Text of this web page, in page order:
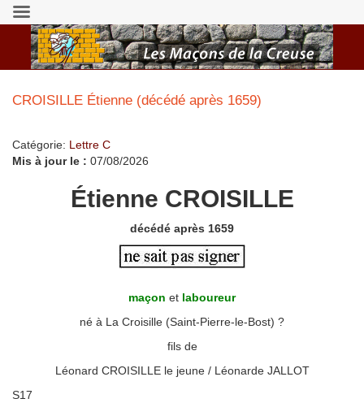
CROISILLE Étienne (décédé après 1659)
Catégorie: Lettre C
Mis à jour le : 07/08/2026
Étienne CROISILLE
décédé après 1659
maçon et laboureur
né à La Croisille (Saint-Pierre-le-Bost) ?
fils de
Léonard CROISILLE le jeune / Léonarde JALLOT
S17